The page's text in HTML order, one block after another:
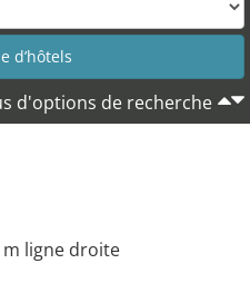
d'options de recherche
m ligne droite